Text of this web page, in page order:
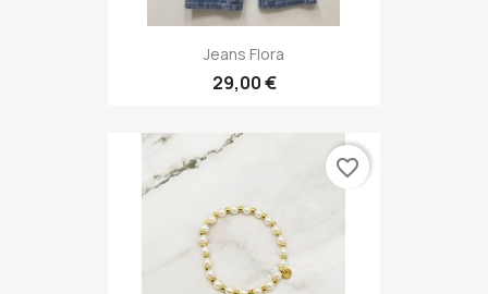
Jeans Flora
29,00 €
favorite_border